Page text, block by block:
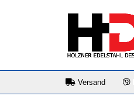
Versand